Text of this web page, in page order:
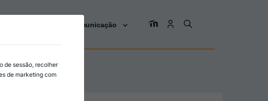
Comunicação
de sessão, recolher
de marketing com